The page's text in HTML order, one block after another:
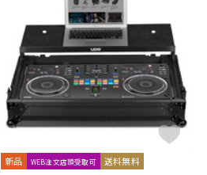
新品 WEB注文店頭受取可 送料無料